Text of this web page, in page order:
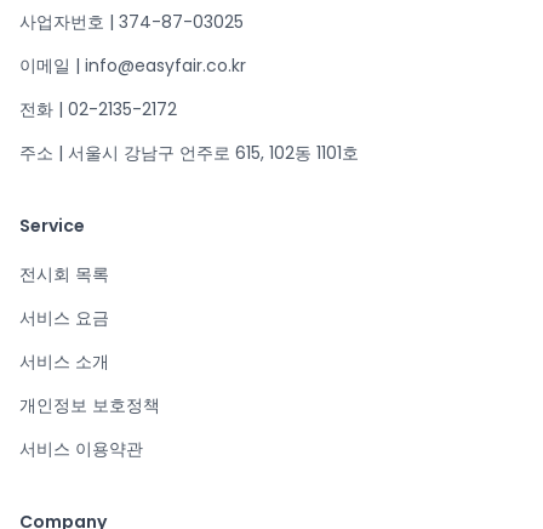
사업자번호 | 374-87-03025
이메일 | info@easyfair.co.kr
전화 | 02-2135-2172
주소 | 서울시 강남구 언주로 615, 102동 1101호
Service
전시회 목록
서비스 요금
서비스 소개
개인정보 보호정책
서비스 이용약관
Company